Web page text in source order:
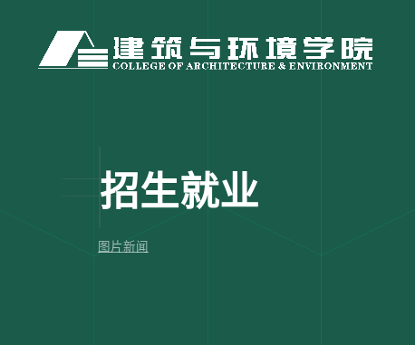
招生就业
图片新闻